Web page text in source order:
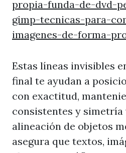
propia-funda-de-dvd-
gimp-tecnicas-para-
imagenes-de-forma-
Estas líneas invisibles
final te ayudan a
con exactitud,
consistentes y simetría
alineación de objetos
asegura que textos,